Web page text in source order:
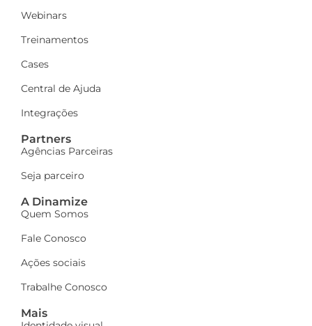
Webinars
Treinamentos
Cases
Central de Ajuda
Integrações
Partners
Agências Parceiras
Seja parceiro
A Dinamize
Quem Somos
Fale Conosco
Ações sociais
Trabalhe Conosco
Mais